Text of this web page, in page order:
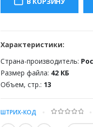
Характеристики:
Страна-производитель:
Размер файла: 42 КБ
Объем, стр.: 13
ШТРИХ-КОД